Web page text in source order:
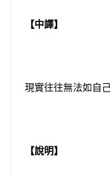
【中譯】
現實往往無法如自
【說明】